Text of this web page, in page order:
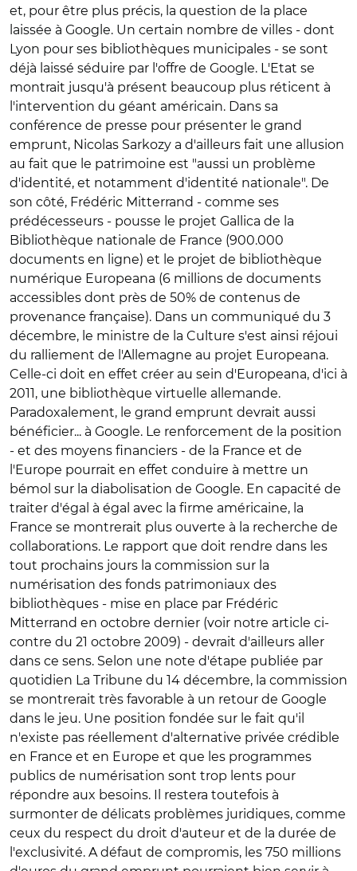
et, pour être plus précis, la question de la place
laissée à Google. Un certain nombre de villes - dont
Lyon pour ses bibliothèques municipales - se sont
déjà laissé séduire par l'offre de Google. L'Etat se
montrait jusqu'à présent beaucoup plus réticent à
l'intervention du géant américain. Dans sa
conférence de presse pour présenter le grand
emprunt, Nicolas Sarkozy a d'ailleurs fait une allusion
au fait que le patrimoine est "aussi un problème
d'identité, et notamment d'identité nationale". De
son côté, Frédéric Mitterrand - comme ses
prédécesseurs - pousse le projet Gallica de la
Bibliothèque nationale de France (900.000
documents en ligne) et le projet de bibliothèque
numérique Europeana (6 millions de documents
accessibles dont près de 50% de contenus de
provenance française). Dans un communiqué du 3
décembre, le ministre de la Culture s'est ainsi réjoui
du ralliement de l'Allemagne au projet Europeana.
Celle-ci doit en effet créer au sein d'Europeana, d'ici à
2011, une bibliothèque virtuelle allemande.
Paradoxalement, le grand emprunt devrait aussi
bénéficier... à Google. Le renforcement de la position
- et des moyens financiers - de la France et de
l'Europe pourrait en effet conduire à mettre un
bémol sur la diabolisation de Google. En capacité de
traiter d'égal à égal avec la firme américaine, la
France se montrerait plus ouverte à la recherche de
collaborations. Le rapport que doit rendre dans les
tout prochains jours la commission sur la
numérisation des fonds patrimoniaux des
bibliothèques - mise en place par Frédéric
Mitterrand en octobre dernier (voir notre article ci-
contre du 21 octobre 2009) - devrait d'ailleurs aller
dans ce sens. Selon une note d'étape publiée par
quotidien La Tribune du 14 décembre, la commission
se montrerait très favorable à un retour de Google
dans le jeu. Une position fondée sur le fait qu'il
n'existe pas réellement d'alternative privée crédible
en France et en Europe et que les programmes
publics de numérisation sont trop lents pour
répondre aux besoins. Il restera toutefois à
surmonter de délicats problèmes juridiques, comme
ceux du respect du droit d'auteur et de la durée de
l'exclusivité. A défaut de compromis, les 750 millions